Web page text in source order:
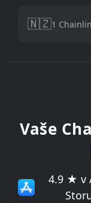
🇳🇿1
Vaše
4.9 ★ v